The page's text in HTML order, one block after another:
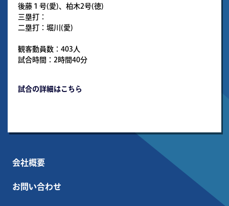
後藤１号(愛)、柏木2号(徳)
三塁打：
二塁打：堀川(愛)
観客動員数：403人
試合時間：2時間40分
試合の詳細はこちら
会社概要
お問い合わせ